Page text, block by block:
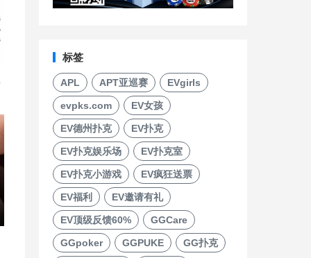
标签
APL APT亚巡赛 EVgirls
evpks.com EV女孩
EV德州扑克 EV扑克
EV扑克娱乐场 EV扑克室
EV扑克小游戏 EV疯狂送票
EV福利 EV邀请有礼
EV顶级反馈60% GGCare
GGpoker GGPUKE GG扑克